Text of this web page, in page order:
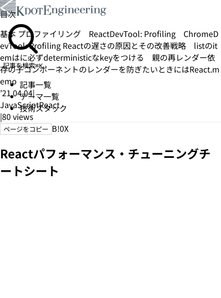
記事を検索⌘K
記事一覧
テーマ一覧
技術スタック
目次
基本 プロファイリング ReactDevTool: Profiling
ChromeD
evTool: Profiling Reactの遅さの原因とその改善戦略
listのit
emはに必ずdeterministicなkeyをつける
親の再レンダー依
存の子コンポーネントのレンダーを防ぎたいときにはReact.m
emo
’21.04.04|
JavaScriptReact
|80 views
ページをコピー B!0X
Reactパフォーマンス・チューニングチ
ートシート